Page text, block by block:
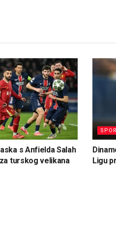
s Anfielda Salah
turskog velikana
Ligu